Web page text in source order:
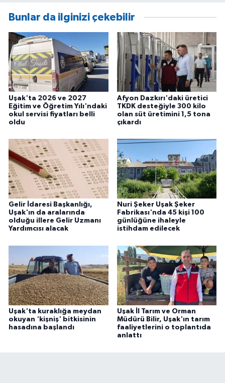
Bunlar da ilginizi çekebilir
Uşak'ta 2026 ve 2027
Eğitim ve Öğretim Yılı'ndaki
okul servisi fiyatları belli
oldu
Afyon Dazkırı'daki üretici
TKDK desteğiyle 300 kilo
olan süt üretimini 1,5 tona
çıkardı
Gelir İdaresi Başkanlığı,
Uşak'ın da aralarında
olduğu illere Gelir Uzmanı
Yardımcısı alacak
Nuri Şeker Uşak Şeker
Fabrikası'nda 45 kişi 100
günlüğüne ihaleyle
istihdam edilecek
Uşak'ta kuraklığa meydan
okuyan 'kişniş' bitkisinin
hasadına başlandı
Uşak İl Tarım ve Orman
Müdürü Bilir, Uşak'ın tarım
faaliyetlerini o toplantıda
anlattı